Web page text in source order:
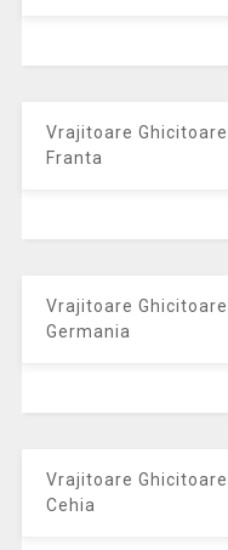
Vrajitoare
Franta
Vrajitoare
Germania
Vrajitoare
Cehia